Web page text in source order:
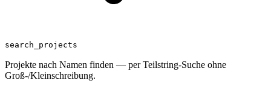
search_projects
Projekte nach Namen finden — per Teilstring-Suche ohne
Groß-/Kleinschreibung.